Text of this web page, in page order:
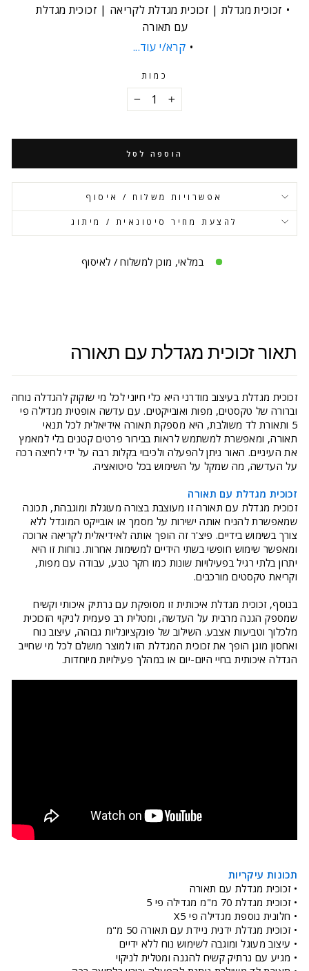
זכוכית מגדלת | זכוכית מגדלת לקריאה | זכוכית מגדלת
עם תאורה
קרא/י עוד...
כמות
+
הוספה לסל
אפשרויות משלוח / איסוף
להצעת מחיר סיטונאית / מיתוג
במלאי, מוכן למשלוח / לאיסוף
תאור זכוכית מגדלת עם תאורה
זכוכית מגדלת בעיצוב מודרני היא כלי חיוני לכל מי שזקוק להגדלה נוחה
וברורה של טקסטים, מפות ואובייקטים. עם עדשה אופטית מגדילה פי
5 ותאורת לד משולבת, היא מספקת תאורה אידיאלית לכל תנאי
תאורה, ומאפשרת למשתמש לראות בבירור פרטים קטנים בלי למאמץ
את העיניים. האור ניתן להפעלה ולכיבוי בקלות רבה על ידי לחיצה רכה
על העדשה, מה שמקל על השימוש בכל סיטואציה.
זכוכית מגדלת עם תאורה
זכוכית מגדלת עם תאורה זו מעוצבת בצורה מעוגלת ומוגבהת, תכונה
שמאפשרת להניח אותה ישירות על מסמך או אובייקט המוגדל ללא
צורך בשימוש בידיים. פיצ'ר זה הופך אותה לאידיאלית לקריאה ארוכה
ומאפשר שימוש חופשי בשתי הידיים למשימות אחרות. נוחות זו היא
יתרון בלתי רגיל בפעילויות שונות כמו חקר טבע, עבודה עם מפות,
וקריאת טקסטים מורכבים.
בנוסף, זכוכית מגדלת איכותית זו מסופקת עם נרתיק איכותי וקשיח
שמספק הגנה מרבית על העדשה, ומטלית רב פעמית לניקוי הזכוכית
מלכלוך וטביעות אצבע. השילוב של פונקציונליות גבוהה, עיצוב נוח
ואחסון מוגן הופך את זכוכית המגדלת הזו למוצר מושלם לכל מי שחייב
הגדלה איכותית בחיי היום-יום או במהלך פעילויות מיוחדות.
תכונות עיקריות
• זכוכית מגדלת עם תאורה
• זכוכית מגדלת 70 מ"מ מגדילה פי 5
• חלונית נוספת מגדילה פי X5
• זכוכית מגדלת ידנית ניידת עם תאורה 50 מ"מ
• עיצוב מעוגל ומוגבה לשימוש נוח ללא ידיים
• מגיע עם נרתיק קשיח להגנה ומטלית לניקוי